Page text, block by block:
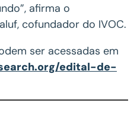
afirma o
cofundador do IVOC.
ser acessadas em
edital-de-